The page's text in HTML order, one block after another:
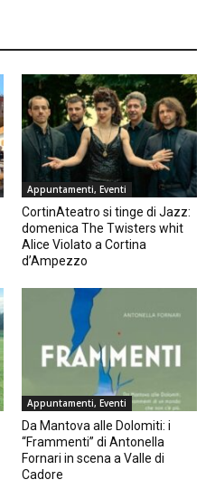
Appuntamenti, Eventi
CortinAteatro si tinge di Jazz:
domenica The Twisters whit
Alice Violato a Cortina
d’Ampezzo
Appuntamenti, Eventi
Da Mantova alle Dolomiti: i
“Frammenti” di Antonella
Fornari in scena a Valle di
Cadore